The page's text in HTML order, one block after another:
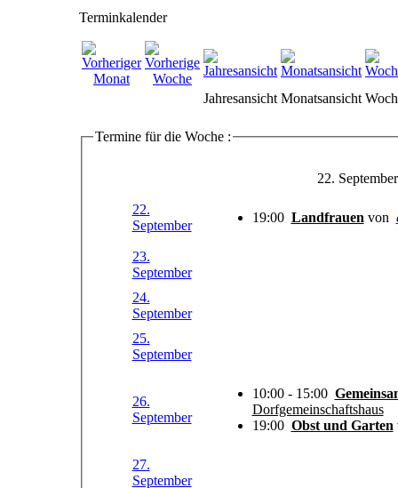
Terminkalender
Jahresansicht Monatsansicht
Termine für die Woche :
22.
22.
September
19:00 Landfrauen von
23.
September
24.
September
25.
September
26.
September
10:00 - 15:00
Dorfgemeinschaftshaus
19:00 Obst und Garten
27.
September